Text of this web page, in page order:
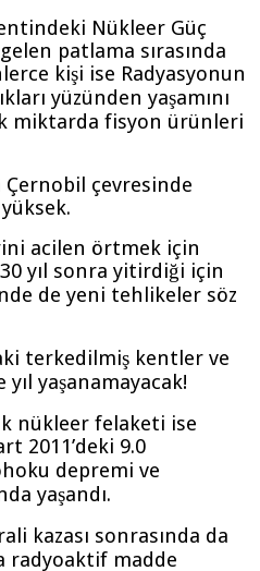
Nükleer Güç
patlama sırasında
kişi ise Radyasyonun
yüzünden yaşamını
miktarda fisyon ürünleri
Çernobil çevresinde
acilen örtmek için
yıl sonra yitirdiği için
de yeni tehlikeler söz
terkedilmiş kentler ve
yaşanamayacak!
nükleer felaketi ise
2011’deki 9.0
depremi ve
yaşandı.
kazası sonrasında da
radyoaktif madde